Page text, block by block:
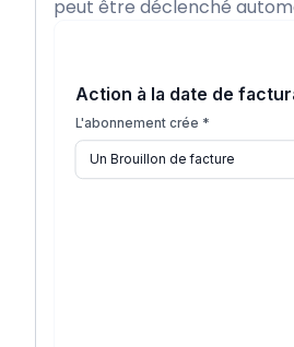
Centralisation des
peut être déclenché
Action à la date de
L'abonnement crée *
Un Brouillon de facture